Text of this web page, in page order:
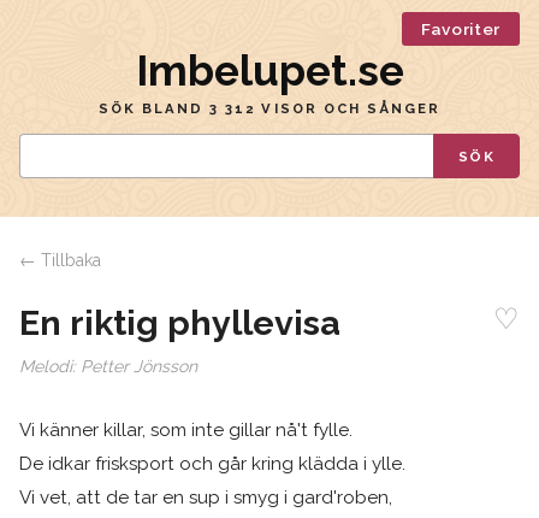
Favoriter
Imbelupet.se
SÖK BLAND 3 312 VISOR OCH SÅNGER
SÖK
← Tillbaka
En riktig phyllevisa ♡
Melodi: Petter Jönsson
Vi känner killar, som inte gillar nå't fylle.
De idkar frisksport och går kring klädda i ylle.
Vi vet, att de tar en sup i smyg i gard'roben,